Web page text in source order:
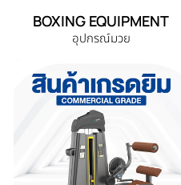
BOXING EQUIPMENT
อุปกรณ์มวย